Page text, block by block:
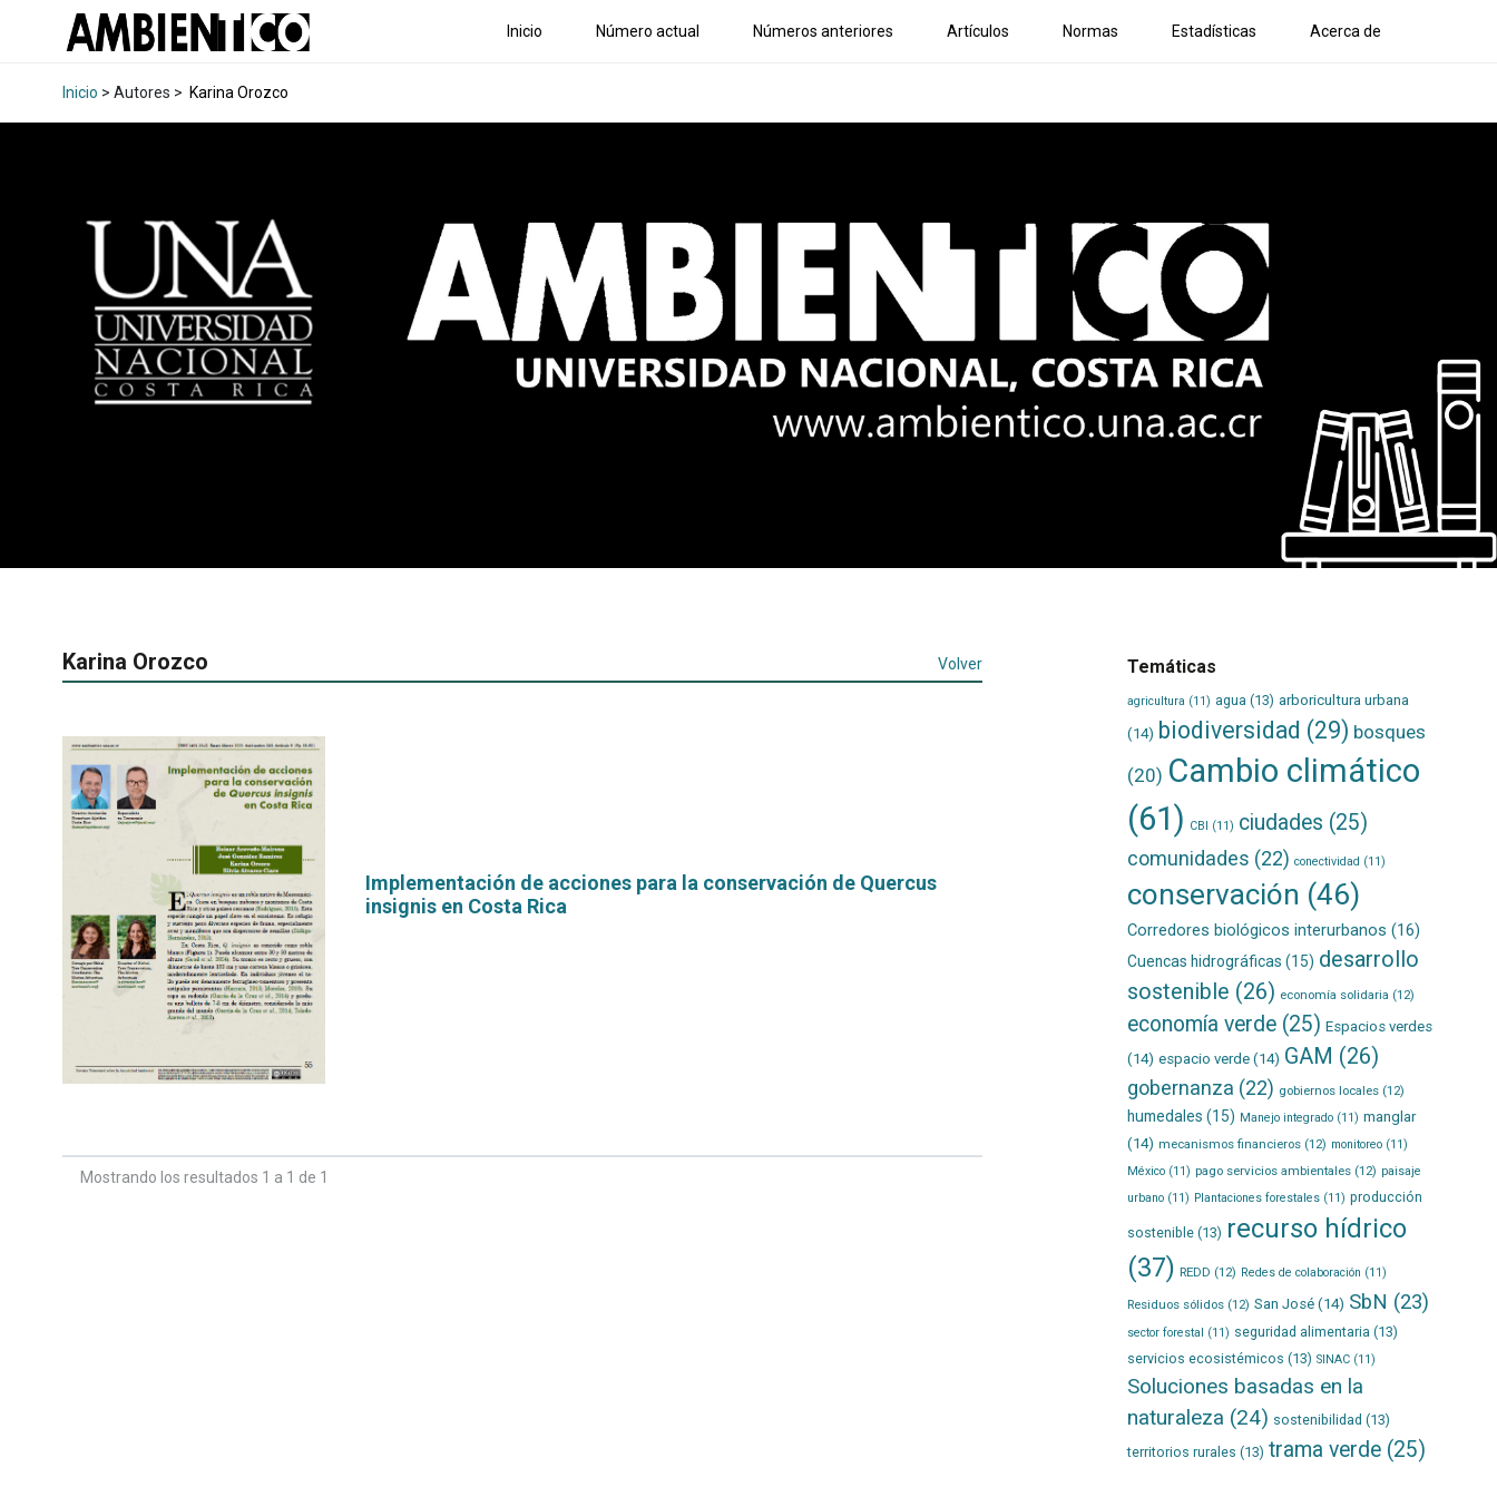
Inicio Número actual Números anteriores Artículos Normas Estadísticas Acerca de
Inicio > Autores > Karina Orozco
Karina Orozco Volver
Implementación de acciones para la conservación de Quercus
insignis en Costa Rica
Mostrando los resultados 1 a 1 de 1
Temáticas
agricultura (11) agua (13) arboricultura urbana
(14) biodiversidad (29) bosques
(20) Cambio climático
(61) CBI (11) ciudades (25)
comunidades (22) conectividad (11)
conservación (46)
Corredores biológicos interurbanos (16)
Cuencas hidrográficas (15) desarrollo
sostenible (26) economía solidaria (12)
economía verde(25) Espacios verdes
(14) espacio verde(14) GAM (26)
gobernanza (22) gobiernos locales(12)
humedales (15) Manejo integrado(11) manglar
(14) mecanismos financieros(12) monitoreo(11)
México(11) pago servicios ambientales(12) paisaje
urbano(11) Plantaciones forestales(11) producción
sostenible(13) recurso hídrico
(37) REDD (12) Redes de colaboración (11)
Residuos sólidos(12) San José(14) SbN (23)
sector forestal (11) seguridad alimentaria (13)
servicios ecosistémicos (13) SINAC(11)
Soluciones basadas en la
naturaleza (24) sostenibilidad (13)
territorios rurales (13) trama verde(25)